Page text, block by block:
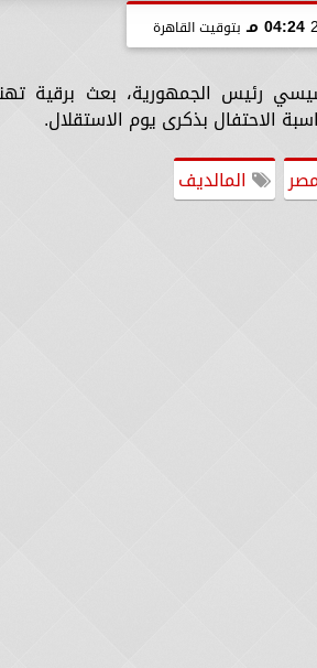
04:24 مـ بتوقيت القاهرة
رئيس الجمهورية، بعث برقية
الاحتفال بذكرى يوم الاستقلال.
المالديف